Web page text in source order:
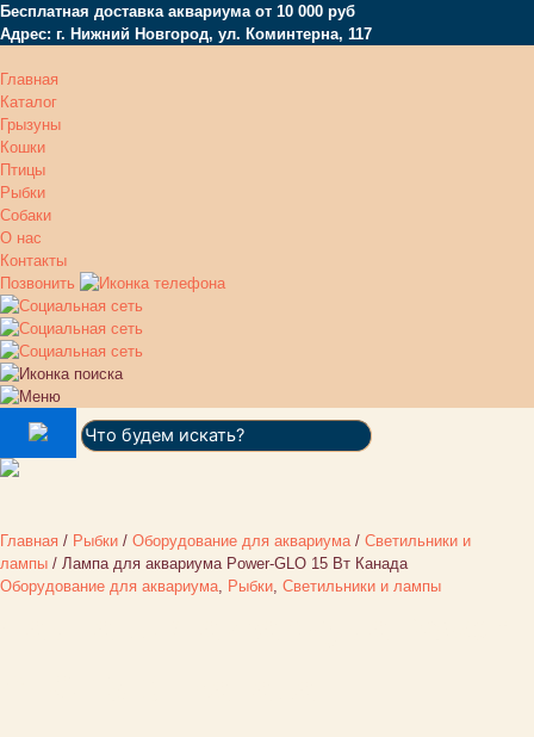
Бесплатная доставка аквариума от 10 000 руб
Адрес: г. Нижний Новгород, ул. Коминтерна, 117
Главная
Каталог
Грызуны
Кошки
Птицы
Рыбки
Собаки
О нас
Контакты
Позвонить
Поиск:
Главная / Рыбки / Оборудование для аквариума / Светильники и
лампы / Лампа для аквариума Power-GLO 15 Вт Канада
Оборудование для аквариума Рыбки Светильники и лампы